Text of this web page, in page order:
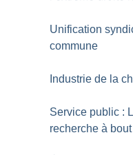
Unification
commune
Industrie de la
Service public :
recherche à